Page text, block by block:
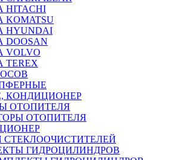
HITACHI
HYUNDAI
VOLVO
TEREX
КОНДИЦИОНЕР
ОТОПИТЕЛЯ
ОТОПИТЕЛЯ
ГИДРОЦИЛИНДРОВ